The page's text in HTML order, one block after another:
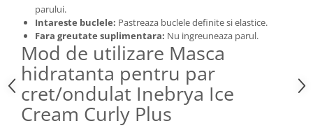
parului.
Intareste buclele: Pastreaza buclele definite si elastice.
Fara greutate suplimentara: Nu ingreuneaza parul.
Mod de utilizare Masca
hidratanta pentru par
cret/ondulat Inebrya Ice
Cream Curly Plus